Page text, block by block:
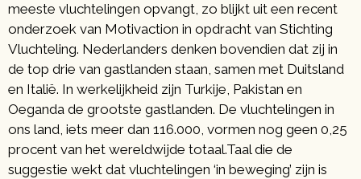
meeste vluchtelingen opvangt, zo blijkt uit een recent
onderzoek van Motivaction in opdracht van Stichting
Vluchteling. Nederlanders denken bovendien dat zij in
de top drie van gastlanden staan, samen met Duitsland
en Italië. In werkelijkheid zijn Turkije, Pakistan en
Oeganda de grootste gastlanden. De vluchtelingen in
ons land, iets meer dan 116.000, vormen nog geen 0,25
procent van het wereldwijde totaal.Taal die de
suggestie wekt dat vluchtelingen ‘in beweging’ zijn is